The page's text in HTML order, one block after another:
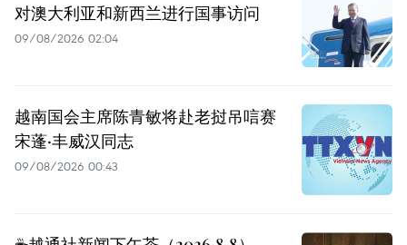
对澳大利亚和新西兰进行国事访问
09/08/2026 02:04
越南国会主席陈青敏将赴老挝吊唁赛
宋蓬·丰威汉同志
09/08/2026 00:43